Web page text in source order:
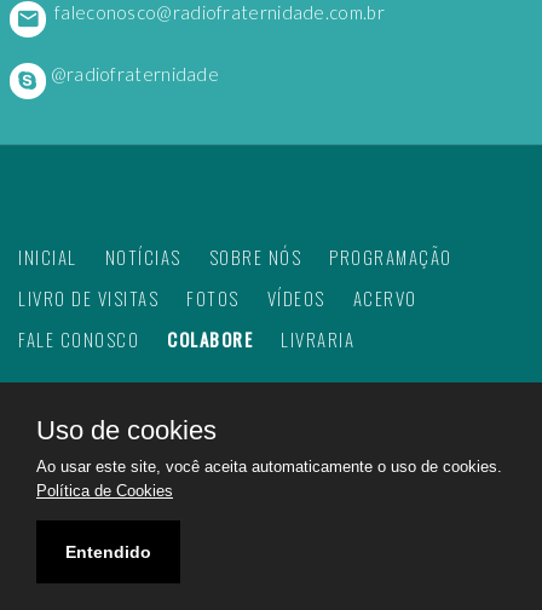
faleconosco@radiofraternidade.com.br
@radiofraternidade
INICIAL NOTÍCIAS SOBRE NÓS
PROGRAMAÇÃO
LIVRO DE VISITAS
FOTOS VÍDEOS
ACERVO
FALE CONOSCO
COLABORE LIVRARIA
2026Web Rádio Fraternidade. Todos os direitos
reservados.
Feito com
no Brasil para todo o mundo!
Rádio Fraternidade a emissora do bem na internet.
Ajudando a construir um mundo melhor!
Uso de cookies
Ao usar este site, você aceita automaticamente o uso de cookies.
Política de Cookies
Entendido